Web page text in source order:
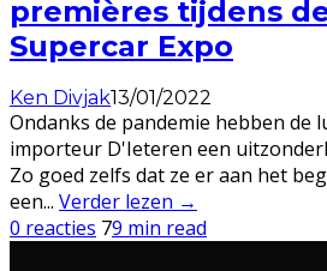
premières tijdens
Supercar Expo
Ken Divjak13/01/2022
Ondanks de pandemie hebben de
importeur D'Ieteren een
Zo goed zelfs dat ze er aan het
een... Verder lezen →
0 reacties 79 min read